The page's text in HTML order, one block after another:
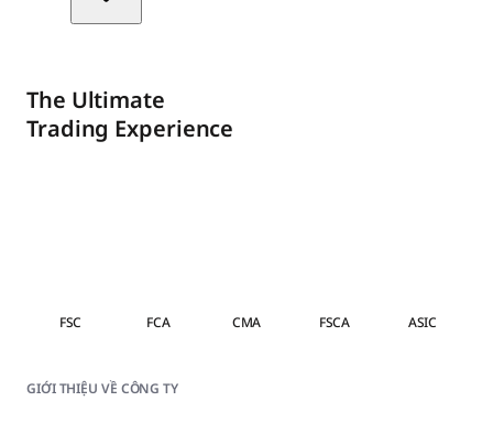
The Ultimate
Trading Experience
FSC FCA CMA FSCA ASIC
GIỚI THIỆU VỀ CÔNG TY